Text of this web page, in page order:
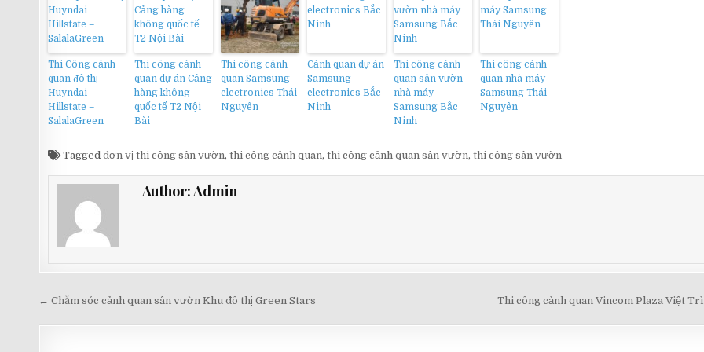
Thi Công cảnh
quan đô thị
Huyndai
Hillstate –
SalalaGreen
Thi công cảnh
quan dự án Cảng
hàng không
quốc tế T2 Nội
Bài
Thi công cảnh
quan Samsung
electronics Thái
Nguyên
Cảnh quan dự án
Samsung
electronics Bắc
Ninh
Thi công cảnh
quan sân vườn
nhà máy
Samsung Bắc
Ninh
Thi công cảnh
quan nhà máy
Samsung Thái
Nguyên
Taggedđơn vị thi công sân vườn,thi công cảnh quan,thi công cảnh quan sân vườn,thi công sân vườn
Author:Admin
Điều
hướng
Thi công cảnh quan Vincom Plaza Việt
← Chăm sóc cảnh quan sân vườn Khu đô thị Green Stars